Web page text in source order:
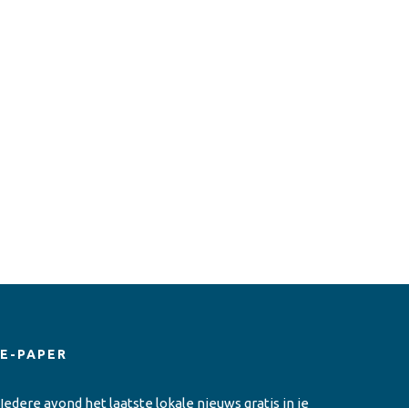
E-PAPER
Iedere avond het laatste lokale nieuws gratis in je